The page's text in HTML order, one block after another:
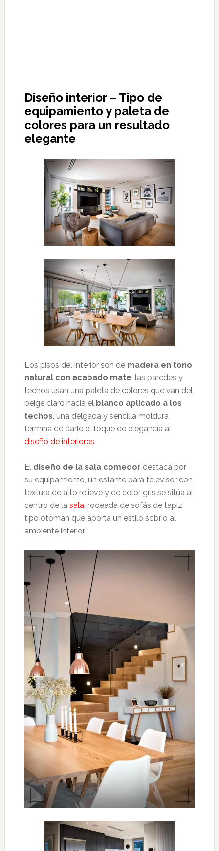
Diseño interior – Tipo de
equipamiento y paleta de
colores para un resultado
elegante
Los pisos del interior son de madera en tono
natural con acabado mate, las paredes y
techos usan una paleta de colores que van del
beige claro hacia el blanco aplicado a los
techos, una delgada y sencilla moldura
termina de darle el toque de elegancia al
diseño de interiores.
El diseño de la sala comedor destaca por
su equipamiento, un estante para televisor con
textura de alto relieve y de color gris se sitúa al
centro de la sala, rodeada de sofás de tapiz
tipo otoman que aporta un estilo sobrio al
ambiente interior.